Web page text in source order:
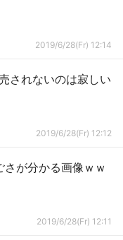
2019/6/28(Fr) 12:14
されないのは寂しい
2019/6/28(Fr) 12:12
さが分かる画像ｗｗ
2019/6/28(Fr) 12:11